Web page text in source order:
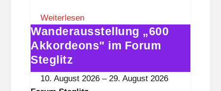
S
t
e
g
l
i
Weiterlesen
Wanderausstellung
„600
Akkordeons"
im
Forum
Wanderausstellung „600
Akkordeons" im Forum
Steglitz
10. August 2026 –29. August 2026